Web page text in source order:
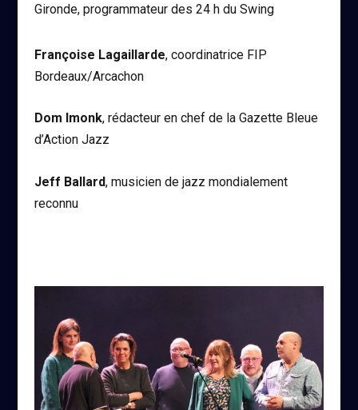
Gironde, programmateur des 24 h du Swing
Françoise Lagaillarde, coordinatrice FIP
Bordeaux/Arcachon
Dom Imonk, rédacteur en chef de la Gazette Bleue
d’Action Jazz
Jeff Ballard, musicien de jazz mondialement
reconnu